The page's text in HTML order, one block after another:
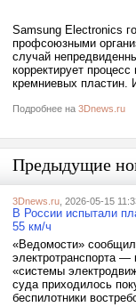
Samsung Electronics
профсоюзными
случай
корректирует
кремниевых пластин.
Подробнее на 3Dnews.ru
Предыдущие
3Dnews.ru , 2026-05-15
В России испытали
55 км/ч
«Ведомости»
электротранспорта
«системы
суда приходилось
беспилотники